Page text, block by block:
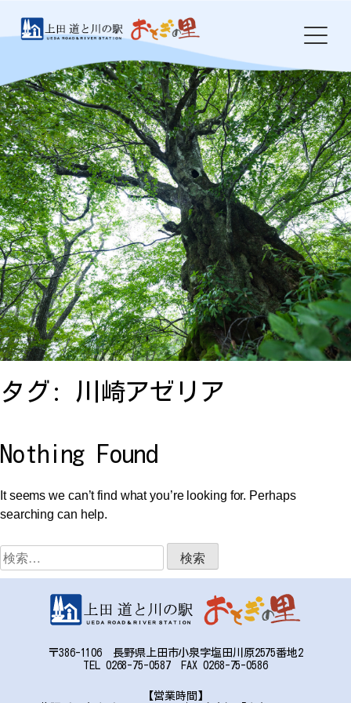
おとぎの里について
お知らせ
イベント
農産物・特産品
食事処 岩鼻
ドッグラン
防災・環境整備
〒386-1106
長野県上田市小泉字塩田川原2575番地2
TEL:0268-75-0587 FAX:0268-75-0586
タグ: 川崎アゼリア
Nothing Found
It seems we can’t find what you’re looking for. Perhaps
searching can help.
検
索:
〒386-1106 長野県上田市小泉字塩田川原2575番地2
TEL 0268-75-0587 FAX 0268-75-0586
【営業時間】